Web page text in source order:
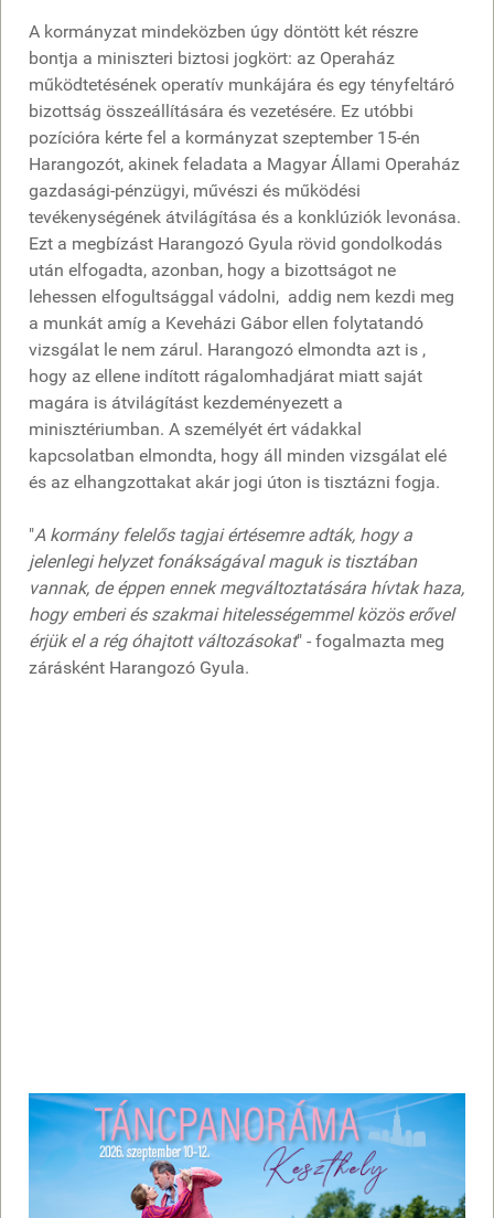
A kormányzat mindeközben úgy döntött két részre
bontja a miniszteri biztosi jogkört: az Operaház
működtetésének operatív munkájára és egy tényfeltáró
bizottság összeállítására és vezetésére. Ez utóbbi
pozícióra kérte fel a kormányzat szeptember 15-én
Harangozót, akinek feladata a Magyar Állami Operaház
gazdasági-pénzügyi, művészi és működési
tevékenységének átvilágítása és a konklúziók levonása.
Ezt a megbízást Harangozó Gyula rövid gondolkodás
után elfogadta, azonban, hogy a bizottságot ne
lehessen elfogultsággal vádolni, addig nem kezdi meg
a munkát amíg a Keveházi Gábor ellen folytatandó
vizsgálat le nem zárul. Harangozó elmondta azt is ,
hogy az ellene indított rágalomhadjárat miatt saját
magára is átvilágítást kezdeményezett a
minisztériumban. A személyét ért vádakkal
kapcsolatban elmondta, hogy áll minden vizsgálat elé
és az elhangzottakat akár jogi úton is tisztázni fogja.
"A kormány felelős tagjai értésemre adták, hogy a
jelenlegi helyzet fonákságával maguk is tisztában
vannak, de éppen ennek megváltoztatására hívtak haza,
hogy emberi és szakmai hitelességemmel közös erővel
érjük el a rég óhajtott változásokat" - fogalmazta meg
zárásként Harangozó Gyula.